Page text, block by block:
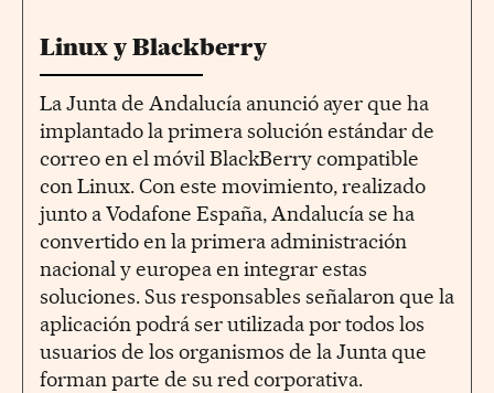
Linux y Blackberry
La Junta de Andalucía anunció ayer que ha
implantado la primera solución estándar de
correo en el móvil BlackBerry compatible
con Linux. Con este movimiento, realizado
junto a Vodafone España, Andalucía se ha
convertido en la primera administración
nacional y europea en integrar estas
soluciones. Sus responsables señalaron que la
aplicación podrá ser utilizada por todos los
usuarios de los organismos de la Junta que
forman parte de su red corporativa.